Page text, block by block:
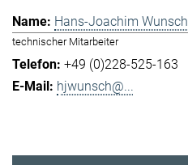
Hans-Joachim Wunsch
technischer Mitarbeiter
+49 (0)228-525-163
hjwunsch@...